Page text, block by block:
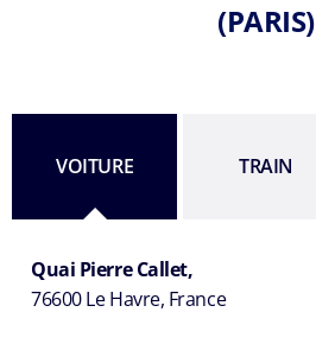
(PARIS)
VOITURE TRAIN
Quai Pierre Callet,
76600 Le Havre, France